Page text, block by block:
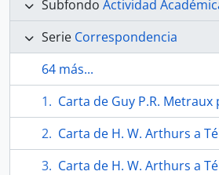
Subfondo Actividad
Serie Correspondencia
64 más...
Carta de Guy P.R. Metraux
Carta de H. W. Arthurs a
Carta de H. W. Arthurs a